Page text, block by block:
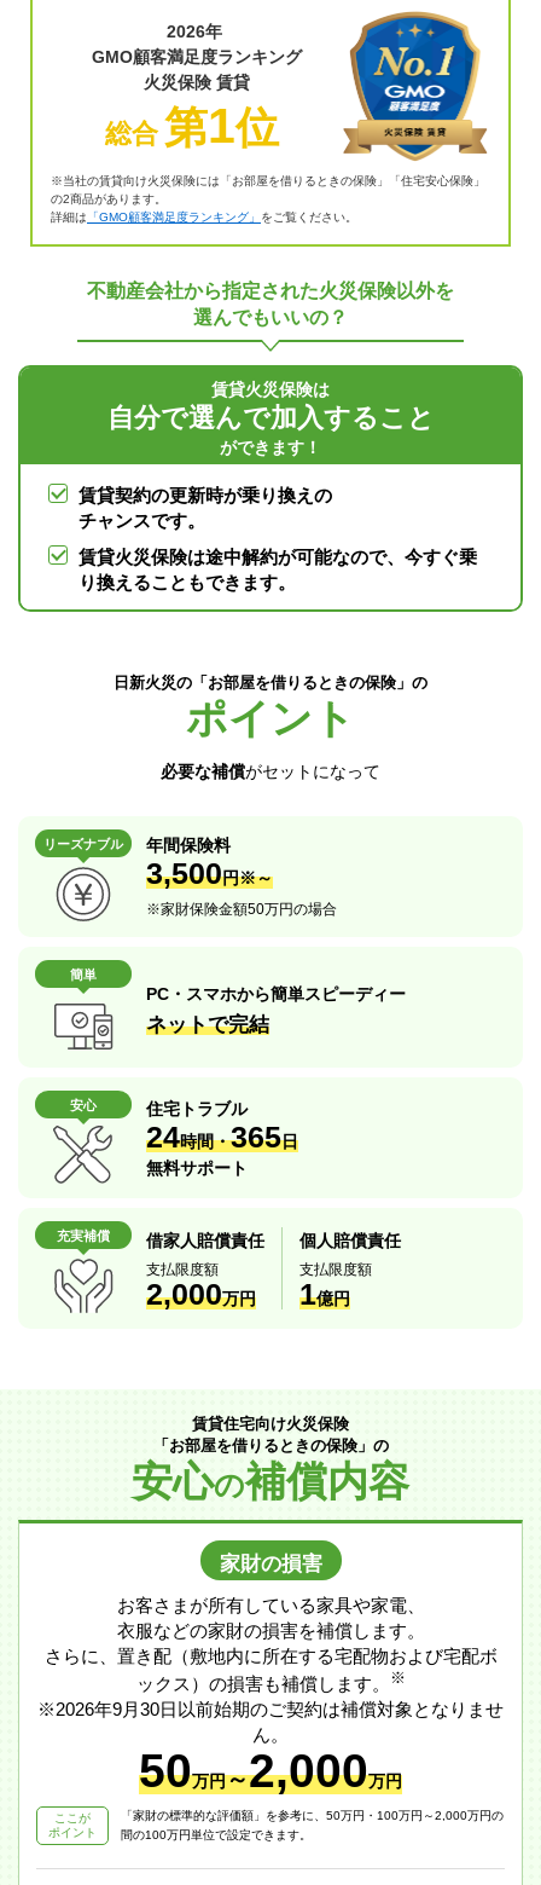
2026年
GMO顧客満足度ランキング
火災保険 賃貸
総合 第1位
※当社の賃貸向け火災保険には「お部屋を借りるときの保険」「住宅安心保険」
の2商品があります。
詳細は 「GMO顧客満足度ランキング」 をご覧ください。
不動産会社から指定された火災保険以外を
選んでもいいの？
賃貸火災保険は
自分で選んで加入すること
ができます！
賃貸契約の更新時が乗り換えの
チャンスです。
賃貸火災保険は途中解約が可能なので、今すぐ乗
り換えることもできます。
日新火災の「お部屋を借りるときの保険」の
ポイント
必要な補償がセットになって
リーズナブル 年間保険料
3,500円※～
※家財保険金額50万円の場合
簡単
PC・スマホから簡単スピーディー
ネットで完結
安心 住宅トラブル
24時間・365日
無料サポート
充実補償 借家人賠償責任
支払限度額
2,000万円
個人賠償責任
支払限度額
1億円
賃貸住宅向け火災保険
「お部屋を借りるときの保険」の
安心の補償内容
家財の損害
お客さまが所有している家具や家電、
衣服などの家財の損害を補償します。
さらに、置き配（敷地内に所在する宅配物および宅配ボ
ックス）の損害も補償します。
※
※2026年9月30日以前始期のご契約は補償対象となりませ
ん。
50万円～2,000万円
ここが
ポイント
「家財の標準的な評価額」を参考に、50万円・100万円～2,000万円の
間の100万円単位で設定できます。